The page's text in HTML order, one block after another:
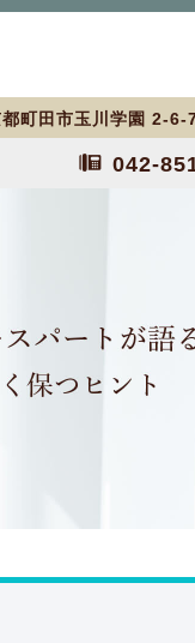
町田市玉川学園 2-
042-